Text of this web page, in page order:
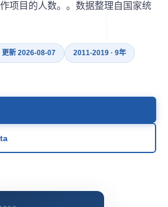
项目的人数。。数据整理自国家统
更新 2026-08-07 2011-2019 · 9年